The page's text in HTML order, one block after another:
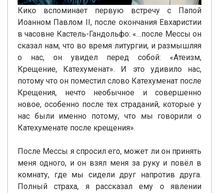
Кико вспоминает первую встречу с Папой
Иоанном Павлом II, после окончания Евхаристии
в часовне Кастель-Гандольфо: «…после Мессы он
сказал нам, что во время литургии, и размышляя
о нас, он увидел перед собой: «Атеизм,
Крещение, Катехуменат». И это удивило нас,
потому что он поместил слово Катехуменат после
Крещения, нечто необычное и совершенно
новое, особенно после тех страданий, которые у
нас были именно потому, что мы говорили о
Катехуменате после крещения».
После Мессы я спросил его, может ли он принять
меня одного, и он взял меня за руку и повёл в
комнату, где мы сидели друг напротив друга.
Полный страха, я рассказал ему о явлении